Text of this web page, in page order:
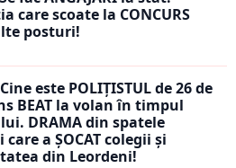
care scoate la CONCURS
posturi!
este POLIȚISTUL de 26 de
BEAT la volan în timpul
DRAMA din spatele
a ȘOCAT colegii și
din Leordeni!